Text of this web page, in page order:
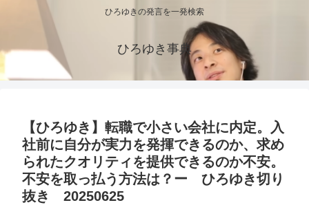
ひろゆきの発言を一発検索
ひろゆき事典
【ひろゆき】転職で小さい会社に内定。入
社前に自分が実力を発揮できるのか、求め
られたクオリティを提供できるのか不安。
不安を取っ払う方法は？ー ひろゆき切り
抜き 20250625